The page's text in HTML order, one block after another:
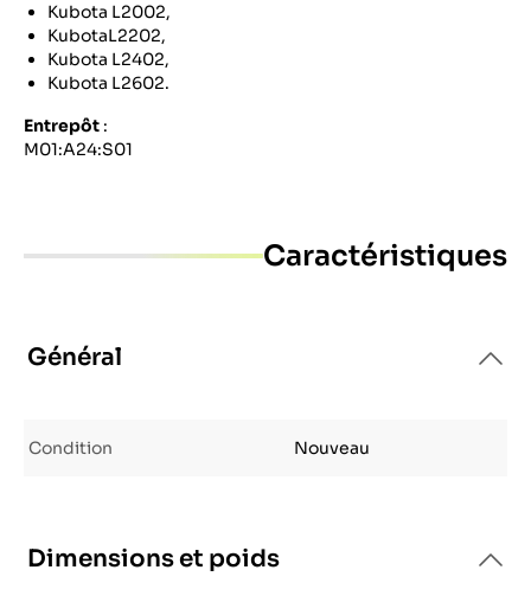
Kubota L2002,
KubotaL2202,
Kubota L2402,
Kubota L2602.
Entrepôt :
M01:A24:S01
Caractéristiques
Général
Condition Nouveau
Dimensions et poids